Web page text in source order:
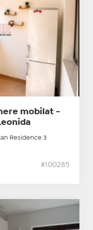
mobilat -
Residence 3
#100285